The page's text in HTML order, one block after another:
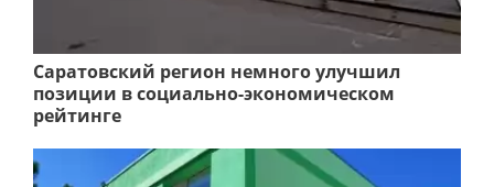
Саратовский регион немного улучшил
позиции в социально-экономическом
рейтинге